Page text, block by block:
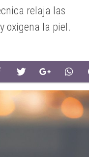
relaja las
oxigena la piel.